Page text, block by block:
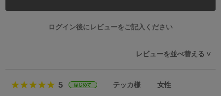
ログイン後にレビューをご記入ください
レビューを並べ替える >
5 テッカ様 女性